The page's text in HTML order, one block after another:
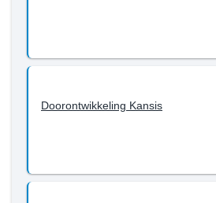
Doorontwikkeling Kansis